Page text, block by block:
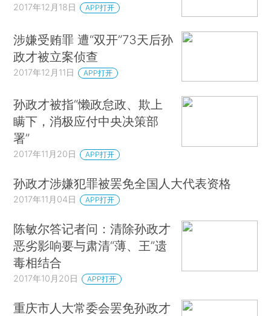
2017年12月18日 APP打开
涉嫌受贿罪 遭“双开”73天后孙
政才被立案侦查
2017年12月11日 APP打开
孙政才被指“懒政怠政、欺上
瞒下，消极应付中央决策部
署”
2017年11月20日 APP打开
孙政才涉嫌犯罪被罢免全国人大代表资格
2017年11月04日 APP打开
陈敏尔答记者问：清除孙政才
恶劣影响要与肃清“薄、王”遗
毒相结合
2017年10月20日 APP打开
重庆市人大常委会罢免孙政才